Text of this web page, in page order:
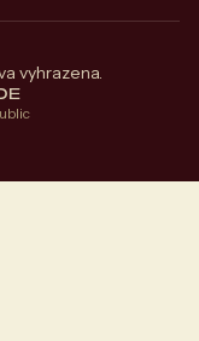
vyhrazena.